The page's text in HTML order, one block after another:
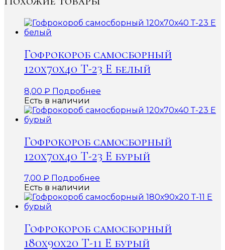
Гофрокороб самосборный
120х70х40 Т-23 Е белый
8,00 ₽ Подробнее
Есть в наличии
Гофрокороб самосборный
120х70х40 Т-23 Е бурый
7,00 ₽ Подробнее
Есть в наличии
Гофрокороб самосборный
180х90х20 Т-11 Е бурый